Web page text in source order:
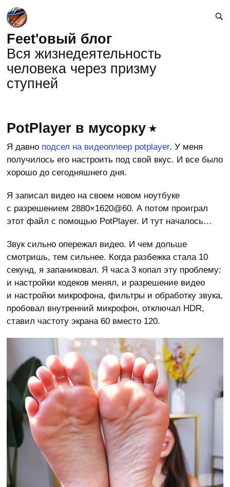
Feet'овый блог
Вся жизнедеятельность
человека через призму
ступней
PotPlayer в мусорку
Я давно подсел на видеоплеер potplayer. У меня
получилось его настроить под свой вкус. И все было
хорошо до сегодняшнего дня.
Я записал видео на своем новом ноутбуке
с разрешением 2880×1620@60. А потом проиграл
этот файл с помощью PotPlayer. И тут началось…
Звук сильно опережал видео. И чем дольше
смотришь, тем сильнее. Когда разбежка стала 10
секунд, я запаниковал. Я часа 3 копал эту проблему:
и настройки кодеков менял, и разрешение видео
и настройки микрофона, фильтры и обработку звука,
пробовал внутренний микрофон, отключал HDR,
ставил частоту экрана 60 вместо 120.